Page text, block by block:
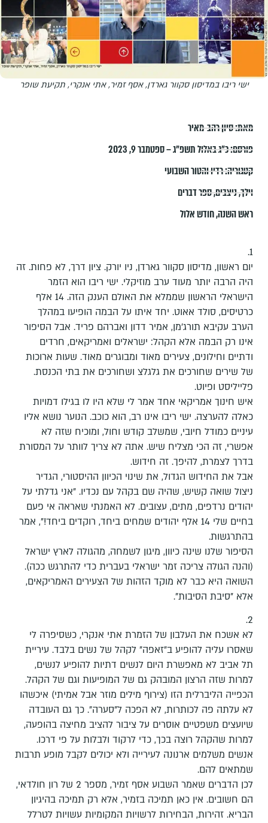
ישי ריבו במדיסון סקוור גארדן, אסף זמיר, אתי אנקרי, תקיעת שופר
מאת:סיון רהב-מאיר
פורסם:כ״ג באלול תשפ״ג – ספטמבר 9, 2023
קטגוריה:רדיו והטור השבועי
וילך,ניצבים,ספר דברים
ראש השנה,חודש אלול
1.
יום ראשון, מדיסון סקוור גארדן, ניו יורק. ציון דרך, לא פחות. זה
היה הרבה יותר מעוד ערב מוזיקלי. ישי ריבו הוא הזמר
הישראלי הראשון שממלא את האולם הענק הזה. 14 אלף
כרטיסים, סולד אאוט. יחד איתו על הבמה הופיעו במהלך
הערב עקיבא תורג'מן, אמיר דדון ואברהם פריד. אבל הסיפור
אינו רק הבמה אלא הקהל: ישראלים ואמריקאים, חרדים
ודתיים וחילונים, צעירים מאוד ומבוגרים מאוד. שעות ארוכות
של שירים שחורכים את גלגלצ ושחורכים את בתי הכנסת.
פלייליסט ופיוט.
איש חינוך אמריקאי אחד אמר לי שלא היו לו בגילו דמויות
כאלה להערצה. ישי ריבו אינו רב, הוא כוכב. הנוער נושא אליו
עיניים כמודל חיובי, שמשלב קודש וחול, ומוכיח שזה לא
אפשרי, זה הכי מצליח שיש. אתה לא צריך לוותר על המסורת
בדרך לצמרת, להיפך. זה חידוש.
אבל את החידוש הגדול, את שינוי הכיוון ההיסטורי, הגדיר
ניצול שואה קשיש, שהיה שם בקהל עם נכדיו. "אני גדלתי על
יהודים נרדפים, מתים, עצובים. לא האמנתי שאראה אי פעם
בחיים שלי 14 אלף יהודים שמחים ביחד, רוקדים ביחד!", אמר
בהתרגשות.
הסיפור שלנו שינה כיוון, מיגון לשמחה, מהגולה לארץ ישראל
(והנה הגולה צריכה זמר ישראלי בעברית כדי להתרגש ככה).
השואה היא כבר לא מוקד הזהות של הצעירים האמריקאים,
אלא "סיבת הסיבות".
2.
לא אשכח את העלבון של הזמרת אתי אנקרי, כשסיפרה לי
שאסרו עליה להופיע ב"זאפה" לקהל של נשים בלבד. עיריית
תל אביב לא מאפשרת היום לנשים דתיות להופיע לנשים,
למרות שזה הרצון המובהק גם של המופיעות וגם של הקהל.
הכפייה הליברלית הזו (צירוף מילים מוזר אבל אמיתי) איכשהו
לא עלתה פה לכותרות, לא הפכה ל"סערה". כך גם העובדה
שיועצים משפטיים אוסרים על ציבור להציב מחיצה בהופעה,
למרות שהקהל רוצה בכך, כדי לרקוד ולבלות על פי דרכו.
אנשים משלמים ארנונה לעירייה ולא יכולים לקבל מופע תרבות
שמתאים להם.
לכן הדברים שאמר השבוע אסף זמיר, מספר 2 של רון חולדאי,
הם חשובים. אין כאן תמיכה בזמיר, אלא רק תמיכה בהיגיון
הבריא. זהירות, הבחירות לרשויות המקומיות עשויות לטרלל